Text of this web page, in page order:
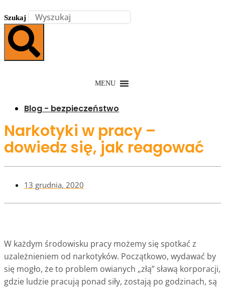
Szukaj
MENU
Blog - bezpieczeństwo
Narkotyki w pracy –
dowiedz się, jak reagować
13 grudnia, 2020
W każdym środowisku pracy możemy się spotkać z
uzależnieniem od narkotyków. Początkowo, wydawać by
się mogło, że to problem owianych „złą” sławą korporacji,
gdzie ludzie pracują ponad siły, zostają po godzinach, są